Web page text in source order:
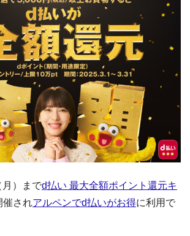
月）までd払い 最大全額ポイント還元キ
催されアルペンでd払いがお得に利用で